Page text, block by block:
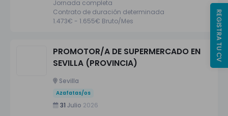
Jornada completa
Contrato de duración determinada
1.473€ - 1.655€ Bruto/Mes
PROMOTOR/A DE SUPERMERCADO EN
SEVILLA (PROVINCIA)
Sevilla
Azafatas/os
31 Julio 2026
REGISTRA TU CV